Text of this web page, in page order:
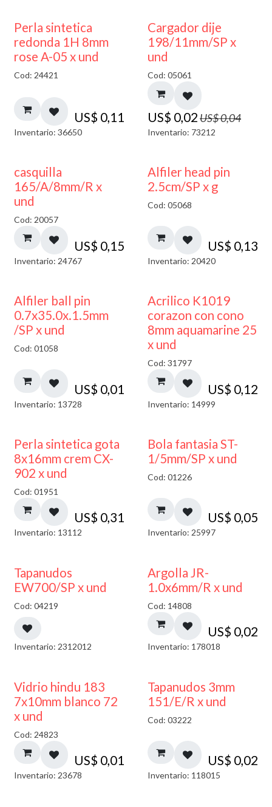
Perla sintetica
redonda 1H 8mm
rose A-05 x und
Cod: 24421
US$ 0,11
Inventario: 36650
50% DESCUENTO
Cargador dije
198/11mm/SP x
und
Cod: 05061
US$ 0,02US$0,04
Inventario: 73212
casquilla
165/A/8mm/R x
und
Cod: 20057
US$ 0,15
Inventario: 24767
Alfiler head pin
2.5cm/SP x g
Cod: 05068
US$ 0,13
Inventario: 20420
Alfiler ball pin
0.7x35.0x.1.5mm
/SP x und
Cod: 01058
US$ 0,01
Inventario: 13728
Acrilico K1019
corazon con cono
8mm aquamarine 25
x und
Cod: 31797
US$ 0,12
Inventario: 14999
Perla sintetica gota
8x16mm crem CX-
902 x und
Cod: 01951
US$ 0,31
Inventario: 13112
Bola fantasia ST-
1/5mm/SP x und
Cod: 01226
US$ 0,05
Inventario: 25997
50% DESCUENTO
Tapanudos
EW700/SP x und
Cod: 04219
Inventario: 2312012
Argolla JR-
1.0x6mm/R x und
Cod: 14808
US$ 0,02
Inventario: 178018
40% DESCUENTO
Vidrio hindu 183
7x10mm blanco 72
x und
Cod: 24823
US$ 0,01
Inventario: 23678
Tapanudos 3mm
151/E/R x und
Cod: 03222
US$ 0,02
Inventario: 118015